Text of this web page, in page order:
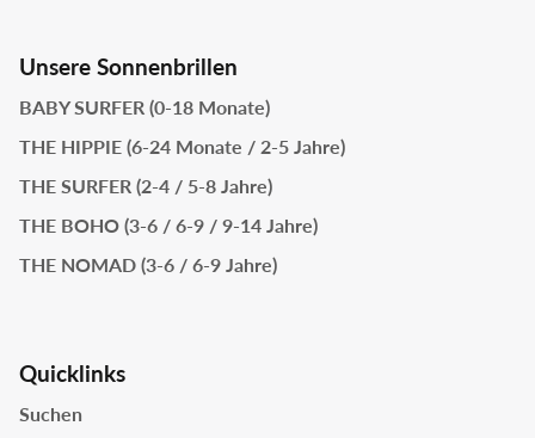
Unsere Sonnenbrillen
BABY SURFER (0-18 Monate)
THE HIPPIE (6-24 Monate / 2-5 Jahre)
THE SURFER (2-4 / 5-8 Jahre)
THE BOHO (3-6 / 6-9 / 9-14 Jahre)
THE NOMAD (3-6 / 6-9 Jahre)
Quicklinks
Suchen